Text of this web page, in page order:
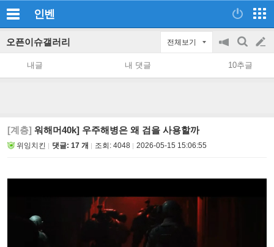
인벤
오픈이슈갤러리 전체보기
공
지
on/off
검
색
글
쓰
내글 내 댓글 10추글
[계층] 워해머40k] 우주해병은 왜 검을 사용할까
위잉치킨 댓글: 17 개 조회: 4048 2026-05-15 15:06:55